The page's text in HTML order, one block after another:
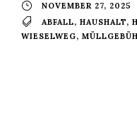
NOVEMBER 27, 2025
ABFALL, HAUSHALT,
WIESELWEG,